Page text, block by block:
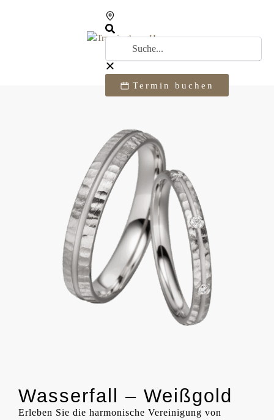
Termin buchen
Wasserfall – Weißgold
Erleben Sie die harmonische Vereinigung von